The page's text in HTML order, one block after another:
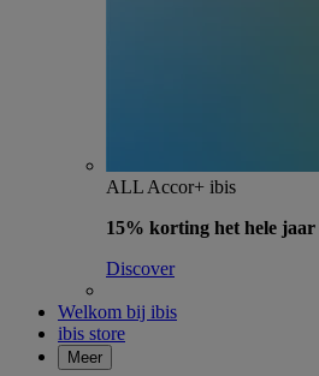
ALL Accor+ ibis
15% korting het hele jaar
Discover
Welkom bij ibis
ibis store
Meer